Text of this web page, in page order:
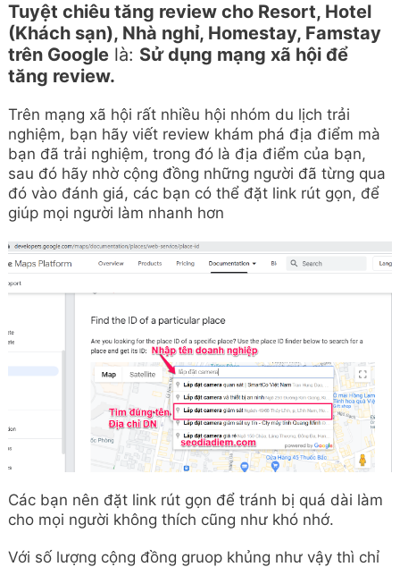
Tuyệt chiêu tăng review cho Resort, Hotel
(Khách sạn), Nhà nghỉ, Homestay, Famstay
trên Google là: Sử dụng mạng xã hội để
tăng review.
Trên mạng xã hội rất nhiều hội nhóm du lịch trải
nghiệm, bạn hãy viết review khám phá địa điểm mà
bạn đã trải nghiệm, trong đó là địa điểm của bạn,
sau đó hãy nhờ cộng đồng những người đã từng qua
đó vào đánh giá, các bạn có thể đặt link rút gọn, để
giúp mọi người làm nhanh hơn
Các bạn nên đặt link rút gọn để tránh bị quá dài làm
cho mọi người không thích cũng như khó nhớ.
Với số lượng cộng đồng gruop khủng như vậy thì chỉ